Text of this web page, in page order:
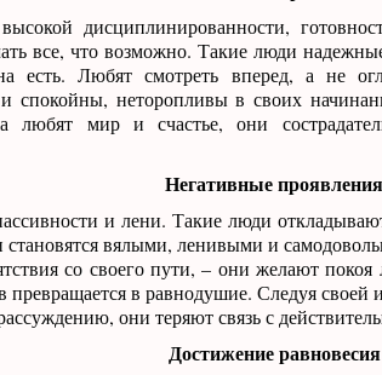
дисциплинированности,
все, что возможно. Такие люди
есть. Любят смотреть вперед, а не
спокойны, неторопливы в своих
любят мир и счастье, они
Негативные проявления
и лени. Такие люди
вялыми, ленивыми и
со своего пути, – они желают
превращается в равнодушие. Следуя
они теряют связь с
Достижение равновесия